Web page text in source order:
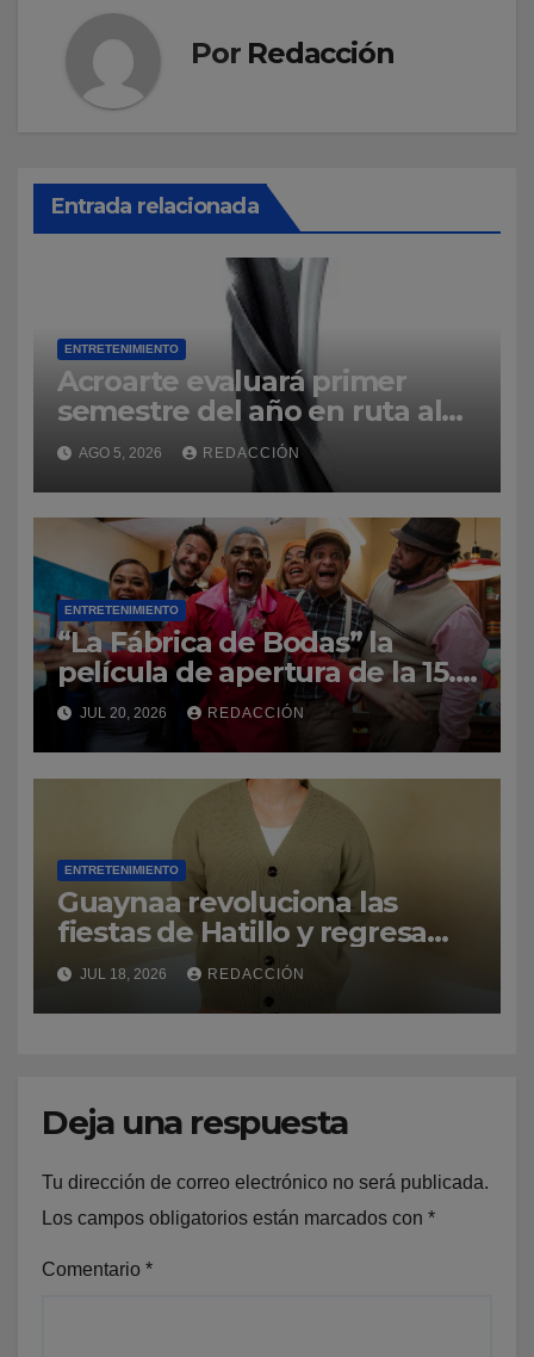
Por Redacción
Entrada relacionada
ENTRETENIMIENTO
Acroarte evaluará primer
semestre del año en ruta al
Premios Soberano 2027
AGO 5, 2026 REDACCIÓN
ENTRETENIMIENTO
“La Fábrica de Bodas” la
película de apertura de la 15.ª
edición del Dominican Film
Festival in New York
JUL 20, 2026 REDACCIÓN
ENTRETENIMIENTO
Guaynaa revoluciona las
fiestas de Hatillo y regresa
por la puerta grande a su
natal Puerto Rico
JUL 18, 2026 REDACCIÓN
Deja una respuesta
Tu dirección de correo electrónico no será publicada.
Los campos obligatorios están marcados con *
Comentario *